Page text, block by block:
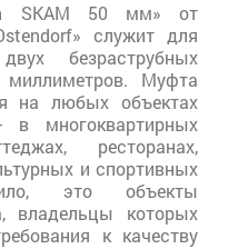
SKAM 50 мм» от
служит для
безраструбных
Муфта
на любых объектах
в многоквартирных
ресторанах,
и спортивных
это объекты
владельцы которых
к качеству